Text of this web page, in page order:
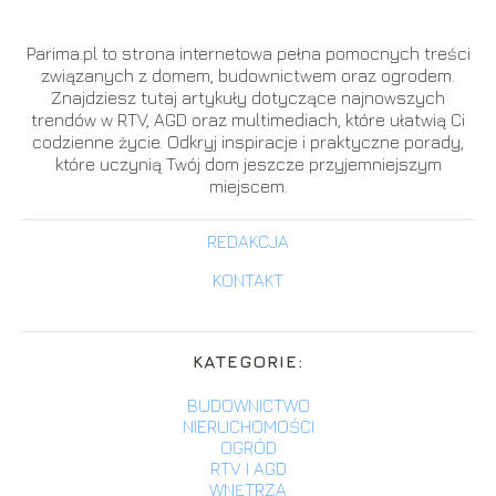
Parima.pl to strona internetowa pełna pomocnych treści
związanych z domem, budownictwem oraz ogrodem.
Znajdziesz tutaj artykuły dotyczące najnowszych
trendów w RTV, AGD oraz multimediach, które ułatwią Ci
codzienne życie. Odkryj inspiracje i praktyczne porady,
które uczynią Twój dom jeszcze przyjemniejszym
miejscem.
REDAKCJA
KONTAKT
KATEGORIE:
BUDOWNICTWO
NIERUCHOMOŚCI
OGRÓD
RTV I AGD
WNĘTRZA